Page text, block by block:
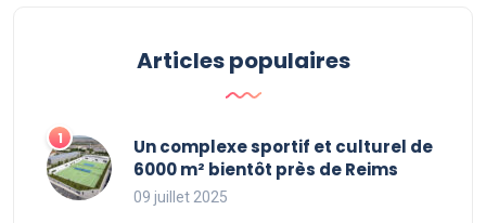
Articles populaires
Un complexe sportif et culturel de
6000 m² bientôt près de Reims
09 juillet 2025